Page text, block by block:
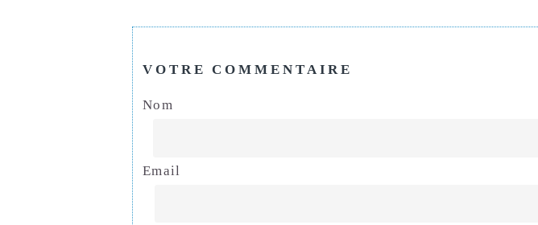
VOTRE COMMENTAIRE
Nom
Email